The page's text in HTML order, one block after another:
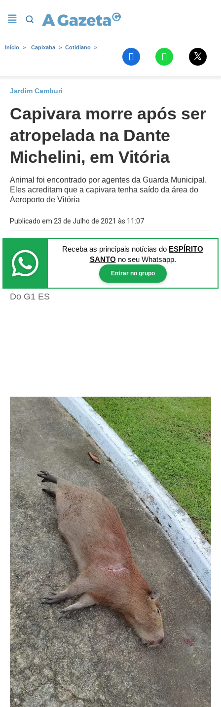
Início Capixaba Cotidiano
Jardim Camburi
Capivara morre após ser
atropelada na Dante
Michelini, em Vitória
Animal foi encontrado por agentes da Guarda Municipal.
Eles acreditam que a capivara tenha saído da área do
Aeroporto de Vitória
Publicado em 23 de Julho de 2021 às 11:07
Receba as principais notícias do ESPÍRITO
SANTO no seu Whatsapp.
Entrar no grupo
Do G1 ES